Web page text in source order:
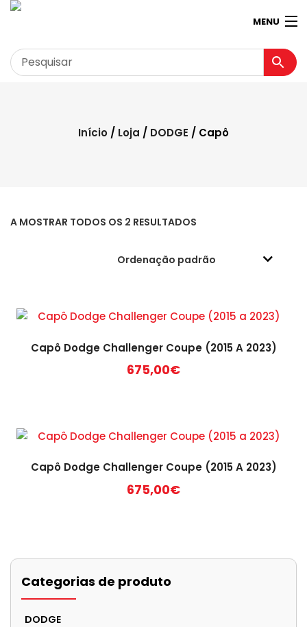
MENU
Loja Virtual 360º
Início / Loja / DODGE / Capô
Categorias de produto
DODGE
A MOSTRAR TODOS OS 2 RESULTADOS
Capô Dodge Challenger Coupe (2015 A 2023)
675,00€
Capô Dodge Challenger Coupe (2015 A 2023)
675,00€